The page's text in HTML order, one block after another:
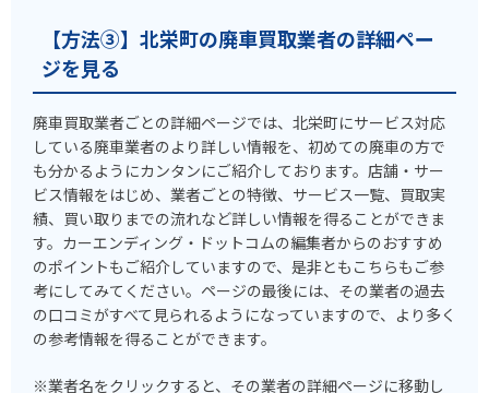
【方法③】北栄町の廃車買取業者の詳細ペー
ジを見る
廃車買取業者ごとの詳細ページでは、北栄町にサービス対応
している廃車業者のより詳しい情報を、初めての廃車の方で
も分かるようにカンタンにご紹介しております。店舗・サー
ビス情報をはじめ、業者ごとの特徴、サービス一覧、買取実
績、買い取りまでの流れなど詳しい情報を得ることができま
す。カーエンディング・ドットコムの編集者からのおすすめ
のポイントもご紹介していますので、是非ともこちらもご参
考にしてみてください。ページの最後には、その業者の過去
の口コミがすべて見られるようになっていますので、より多く
の参考情報を得ることができます。
※業者名をクリックすると、その業者の詳細ページに移動し